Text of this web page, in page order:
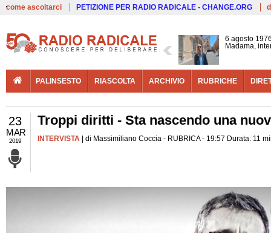
come ascoltarci PETIZIONE PER RADIO RADICALE - CHANGE.ORG
6 agosto
Madama,
PALINSESTO RIASCOLTA ARCHIVIO RUBRICHE
23
MAR
2019
Troppi diritti - Sta nascendo una
INTERVISTA | di Massimiliano Coccia - RUBRICA - 19:57 Durata: 11